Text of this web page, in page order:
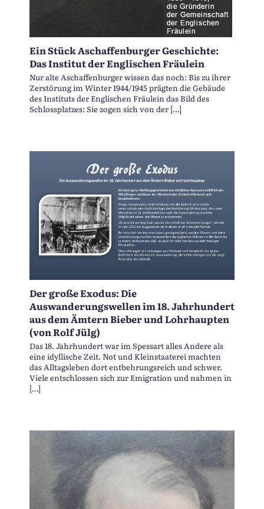
Ein Stück Aschaffenburger Geschichte:
Das Institut der Englischen Fräulein
Nur alte Aschaffenburger wissen das noch: Bis zu ihrer
Zerstörung im Winter 1944/1945 prägten die Gebäude
des Instituts der Englischen Fräulein das Bild des
Schlossplatzes: Sie zogen sich von der […]
Der große Exodus: Die
Auswanderungswellen im 18. Jahrhundert
aus dem Ämtern Bieber und Lohrhaupten
(von Rolf Jülg)
Das 18. Jahrhundert war im Spessart alles Andere als
eine idyllische Zeit. Not und Kleinstaaterei machten
das Alltagsleben dort entbehrungsreich und schwer.
Viele entschlossen sich zur Emigration und nahmen in
[…]